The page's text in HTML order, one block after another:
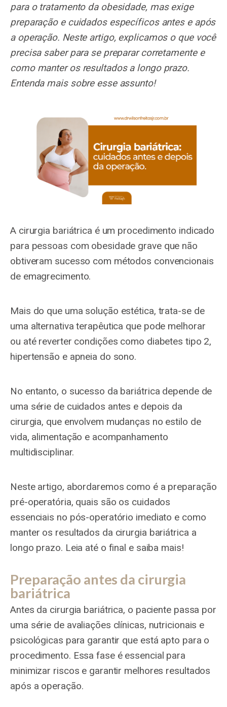
para o tratamento da obesidade, mas exige
preparação e cuidados específicos antes e após
a operação. Neste artigo, explicamos o que você
precisa saber para se preparar corretamente e
como manter os resultados a longo prazo.
Entenda mais sobre esse assunto!
A cirurgia bariátrica é um procedimento indicado
para pessoas com obesidade grave que não
obtiveram sucesso com métodos convencionais
de emagrecimento.
Mais do que uma solução estética, trata-se de
uma alternativa terapêutica que pode melhorar
ou até reverter condições como diabetes tipo 2,
hipertensão e apneia do sono.
No entanto, o sucesso da bariátrica depende de
uma série de cuidados antes e depois da
cirurgia, que envolvem mudanças no estilo de
vida, alimentação e acompanhamento
multidisciplinar.
Neste artigo, abordaremos como é a preparação
pré-operatória, quais são os cuidados
essenciais no pós-operatório imediato e como
manter os resultados da cirurgia bariátrica a
longo prazo. Leia até o final e saiba mais!
Preparação antes da cirurgia
bariátrica
Antes da cirurgia bariátrica, o paciente passa por
uma série de avaliações clínicas, nutricionais e
psicológicas para garantir que está apto para o
procedimento. Essa fase é essencial para
minimizar riscos e garantir melhores resultados
após a operação.